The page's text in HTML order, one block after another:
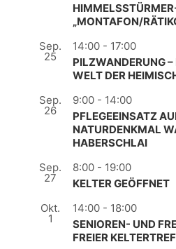
„MONTAFON/
Sep.
25
14:00 - 17:00
PILZWANDERUNG –
WELT DER
Sep.
26
9:00 - 14:00
PFLEGEEINSATZ
NATURDENKMAL
HABERSCHLAI
Sep.
27
8:00 - 19:00
KELTER GEÖFFNET
Okt.
1
14:00 - 18:00
SENIOREN- UND
FREIER